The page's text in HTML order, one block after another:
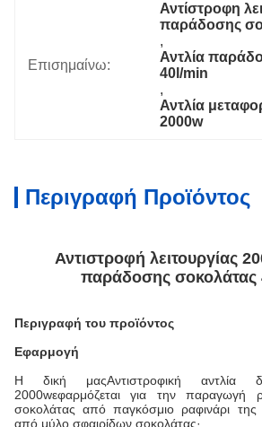
Επισημαίνω:
Αντίστροφη
παράδοσης
,
Αντλία
40l/min
,
Αντλία
2000w
Περιγραφή Προϊόντος
Αντιστροφή λειτουργίας
παράδοσης σοκολάτας
Περιγραφή του προϊόντος
Εφαρμογή
Η δική μαςΑντιστροφική αντλία
2000wεφαρμόζεται για την παραγωγή
σοκολάτας από παγκόσμιο ραφινάρι
από μύλο σφαιρίδων σοκολάτας·